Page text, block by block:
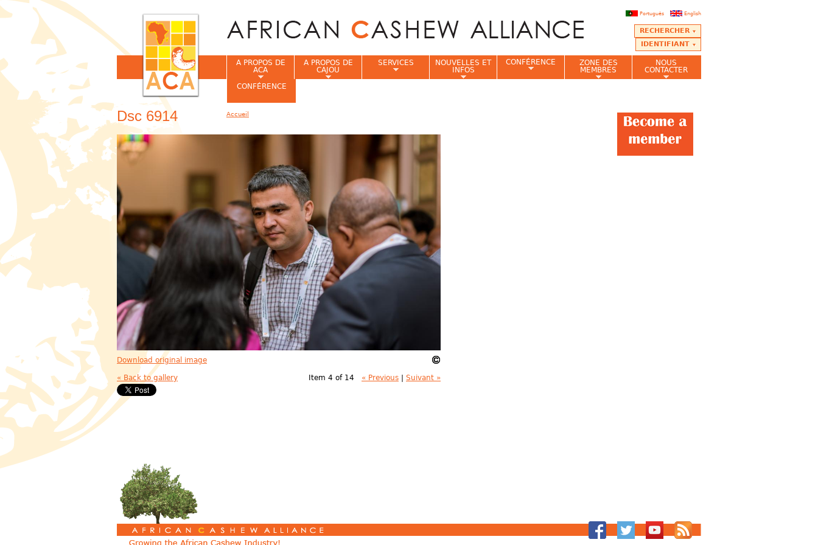
English
Português
RECHERCHER
IDENTIFIANT
Dsc 6914
Download original image
« Back to gallery Item 4 of 14 « Previous Suivant »
A PROPOS DE
ACA
A PROPOS DE
CAJOU
SERVICES
NOUVELLES ET
INFOS
CONFÉRENCE
ZONE DES
MEMBRES
NOUS
CONTACTER
CONFÉRENCE
Accueil